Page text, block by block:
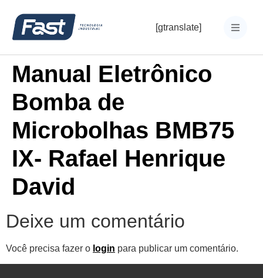
[gtranslate]
Manual Eletrônico
Bomba de
Microbolhas BMB75
IX- Rafael Henrique
David
Deixe um comentário
Você precisa fazer o login para publicar um comentário.